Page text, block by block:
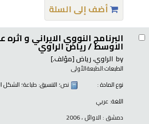
أضف إلى السلة
البرنامج النووي الايراني و
الاوسط /رياض الراوي
by الراوي، رياض[مؤلف.]
الطبعات:الطبعةالأولى
نوع المادة :
نص؛ التنسيق: طباعة؛ الشكل
اللغة: عربي
دمشق : الاوائل ، 2006